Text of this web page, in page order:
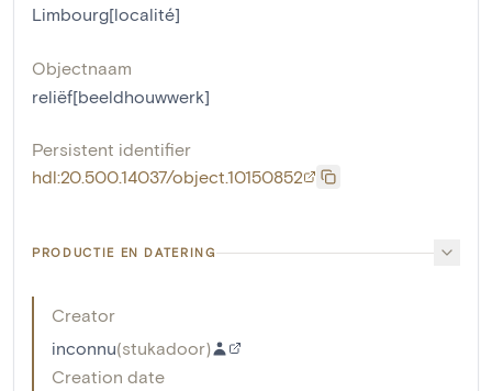
Limbourg[localité]
Objectnaam
reliëf[beeldhouwwerk]
Persistent identifier
hdl:20.500.14037/object.10150852
PRODUCTIE EN DATERING
Creator
inconnu(stukadoor)
Creation date